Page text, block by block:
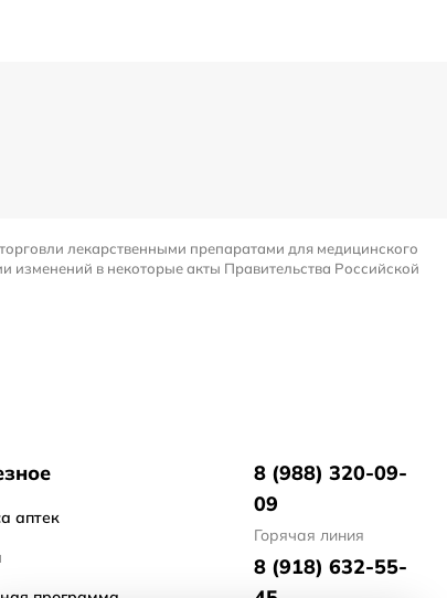
лекарственными препаратами для медицинского
изменений в некоторые акты Правительства Российской
аптек
8 (988) 320-09-
09
Горячая линия
8 (918) 632-55-